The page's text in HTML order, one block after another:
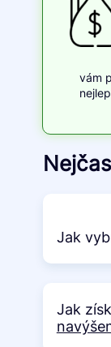
vám
Jak
Jak